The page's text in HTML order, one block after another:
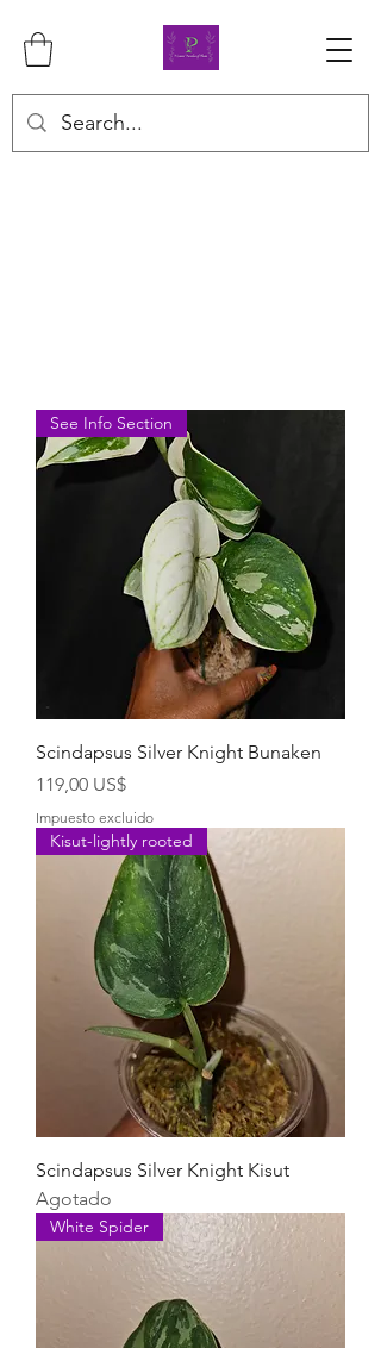
See Info Section
Scindapsus Silver Knight Bunaken
Precio
119,00 US$
Impuesto excluido
Kisut-lightly rooted
Scindapsus Silver Knight Kisut
Agotado
White Spider